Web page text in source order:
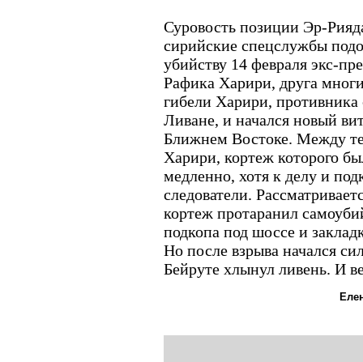
Суровость позиции Эр-
сирийские спецслужбы
убийству 14 февраля экс-
Рафика Харири, друга
гибели Харири, противника
Ливане, и начался новый
Ближнем Востоке. Между
Харири, кортеж которого
медленно, хотя к делу и
следователи.
кортеж протаранил
подкопа под шоссе и
Но после взрыва начался
Бейруте хлынул ливень. И